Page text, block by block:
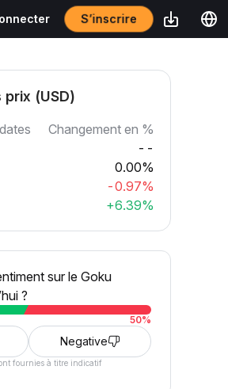
S’inscrire
(USD)
Changement en %
--
0.00%
-0.97%
+6.39%
sur le Goku
?
50%
Negative
fournies à titre indicatif